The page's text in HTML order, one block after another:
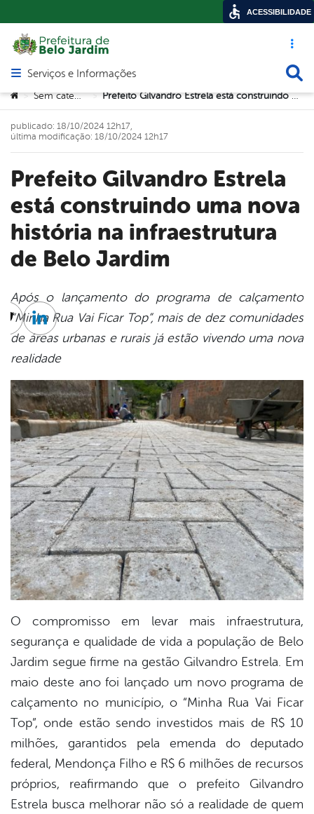
Acesso
Abrir menu principal de navegação
Serviços e Informações
Você está aqui:
> Sem categoria > Prefeito Gilvandro Estrela está construindo uma nova história na infraestrutura de Belo Jardim
Prefeito Gilvandro Estrela
está construindo uma nova
história na infraestrutura
de Belo Jardim
publicado: 18/10/2024 12h17,
última modificação: 18/10/2024 12h17
Após o lançamento do programa de calçamento
“Minha Rua Vai Ficar Top”, mais de dez comunidades
de áreas urbanas e rurais já estão vivendo uma nova
realidade
O compromisso em levar mais infraestrutura,
segurança e qualidade de vida a população de Belo
Jardim segue firme na gestão Gilvandro Estrela. Em
maio deste ano foi lançado um novo programa de
calçamento no município, o “Minha Rua Vai Ficar
Top”, onde estão sendo investidos mais de R$ 10
milhões, garantidos pela emenda do deputado
federal, Mendonça Filho e R$ 6 milhões de recursos
próprios, reafirmando que o prefeito Gilvandro
Estrela busca melhorar não só a realidade de quem
Twitter
Linkedin
ACESSIBILIDADE